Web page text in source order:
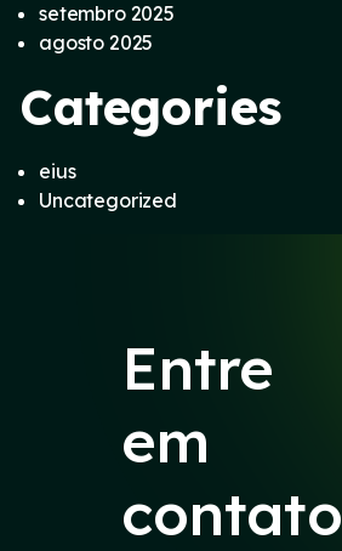
setembro 2025
agosto 2025
Categories
eius
Uncategorized
Entre
em
contato